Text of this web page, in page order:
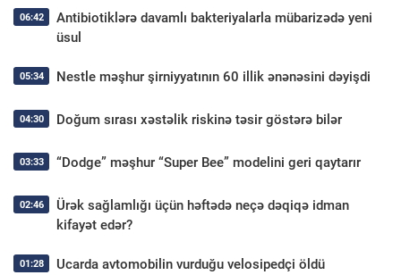
06:42
Antibiotiklərə davamlı bakteriyalarla mübarizədə yeni
üsul
05:34 Nestle məşhur şirniyyatının 60 illik ənənəsini dəyişdi
04:30 Doğum sırası xəstəlik riskinə təsir göstərə bilər
03:33 “Dodge” məşhur “Super Bee” modelini geri qaytarır
02:46
Ürək sağlamlığı üçün həftədə neçə dəqiqə idman
kifayət edər?
01:28 Ucarda avtomobilin vurduğu velosipedçi öldü